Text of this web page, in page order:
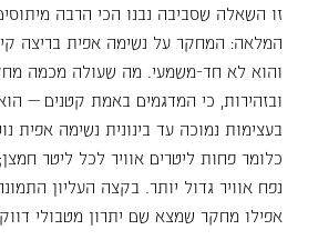
זו השאלה שסביבה נבנו הכי הרבה
המלאה: המחקר על נשימה אפית בריצה
והוא לא חד-משמעי. מה שעולה מכמה
ובזהירות, כי המדגמים באמת קטנים —
בעצימות נמוכה עד בינונית נשימה אפית
כלומר פחות ליטרים אוויר לכל ליטר
נפח אוויר גדול יותר. בקצה העליון
אפילו מחקר שמצא שם יתרון מטבולי